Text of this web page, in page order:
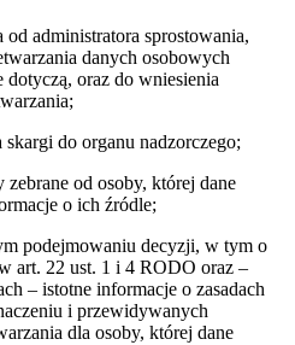
administratora sprostowania,
danych osobowych
dotyczą, oraz do wniesienia
do organu nadzorczego;
zebrane od osoby, której dane
o ich źródle;
podejmowaniu decyzji, w tym o
art. 22 ust. 1 i 4 RODO oraz –
– istotne informacje o zasadach
i przewidywanych
dla osoby, której dane